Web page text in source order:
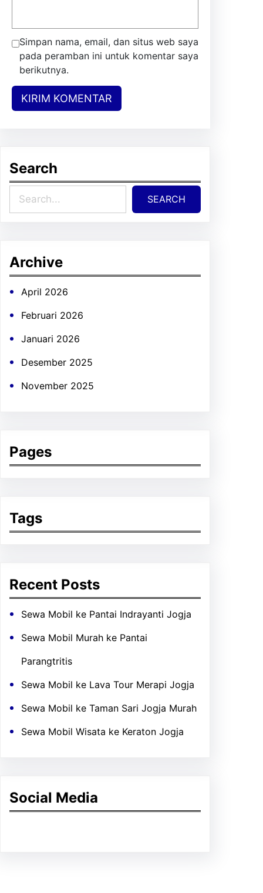
Simpan nama, email, dan situs web saya
pada peramban ini untuk komentar saya
berikutnya.
Search
h
SEARCH
Archive
April 2026
Februari 2026
Januari 2026
Desember 2025
November 2025
Pages
Tags
Recent Posts
Sewa Mobil ke Pantai Indrayanti Jogja
Sewa Mobil Murah ke Pantai
Parangtritis
Sewa Mobil ke Lava Tour Merapi Jogja
Sewa Mobil ke Taman Sari Jogja Murah
Sewa Mobil Wisata ke Keraton Jogja
Social Media